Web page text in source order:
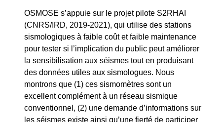
OSMOSE s’appuie sur le projet pilote S2RHAI
(CNRS/IRD, 2019-2021), qui utilise des stations
sismologiques à faible coût et faible maintenance
pour tester si l’implication du public peut améliorer
la sensibilisation aux séismes tout en produisant
des données utiles aux sismologues. Nous
montrons que (1) ces sismomètres sont un
excellent complément à un réseau sismique
conventionnel, (2) une demande d’informations sur
les séismes existe ainsi qu’une fierté de participer